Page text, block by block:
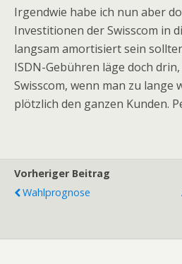
Irgendwie habe ich nun aber
Investitionen der Swisscom in
langsam amortisiert sein
ISDN-Gebühren läge doch
Swisscom, wenn man zu lange
plötzlich den ganzen Kunden.
Vorheriger Beitrag
Wahlprognose